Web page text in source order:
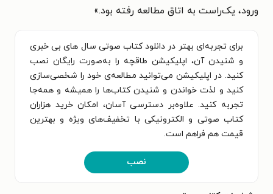
ورود، یک‌راست به اتاق مطالعه رفته بود.»
برای تجربه‌ای بهتر در دانلود کتاب صوتی سال‌ های بی‌ خبری
و شنیدن آن، اپلیکیشن طاقچه را به‌صورت رایگان نصب
کنید. در اپلیکیشن می‌توانید مطالعه‌ی خود را شخصی‌سازی
کنید و لذت خواندن و شنیدن کتاب‌ها را همیشه و همه‌جا
تجربه کنید. علاوه‌بر دسترسی آسان، امکان خرید هزاران
کتاب صوتی و الکترونیکی با تخفیف‌های ویژه و بهترین
قیمت هم فراهم است.
نصب